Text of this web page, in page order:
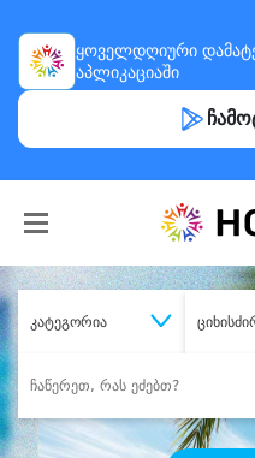
ყოველდღიური
აპლიკაციაში
კატეგორია